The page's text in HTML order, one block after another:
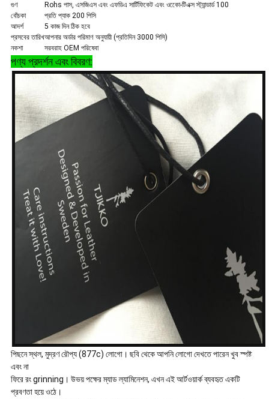
গুণ
Rohs পাস, এসজিএস এবং এফডিএ সার্টিফিকেট এবং ওকেো-টিএক্স স্ট্যান্ডার্ড 100
বোঁচকা
প্রতি প্যাক 200 পিসি
আদর্শ
5 কাজ দিন ঠিক হবে
প্রসবের তারিখআপনার অর্ডার পরিমাণ অনুযায়ী (প্রতিদিন 3000 পিসি)
নকশা
সরবরাহ OEM পরিষেবা
পণ্য প্রদর্শন এবং বিবরণ:
পিছনে স্থল, মুদ্রণ রৌপ্য (877c) লোগো। ছবি থেকে আপনি লোগো দেখতে পারেন খুব স্পষ্ট
এবং না
ফিরে রং grinning। উভয় পক্ষের ম্যাড ল্যামিনেশন, এখন এই আর্টওয়ার্ক ব্যবহৃত একটি
প্রবণতা হয়ে ওঠে।